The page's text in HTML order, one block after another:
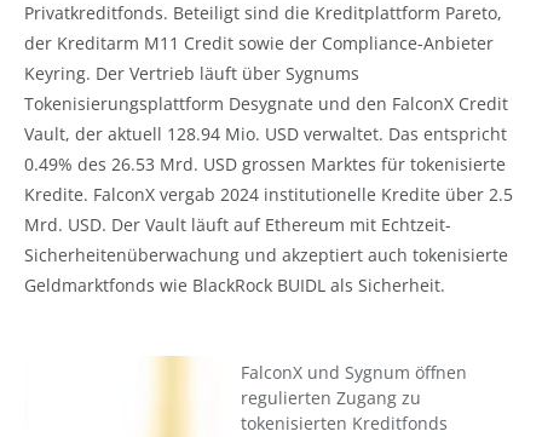
Privatkreditfonds. Beteiligt sind die Kreditplattform Pareto,
der Kreditarm M11 Credit sowie der Compliance-Anbieter
Keyring. Der Vertrieb läuft über Sygnums
Tokenisierungsplattform Desygnate und den FalconX Credit
Vault, der aktuell 128.94 Mio. USD verwaltet. Das entspricht
0.49% des 26.53 Mrd. USD grossen Marktes für tokenisierte
Kredite. FalconX vergab 2024 institutionelle Kredite über 2.5
Mrd. USD. Der Vault läuft auf Ethereum mit Echtzeit-
Sicherheitenüberwachung und akzeptiert auch tokenisierte
Geldmarktfonds wie BlackRock BUIDL als Sicherheit.
FalconX und Sygnum öffnen
regulierten Zugang zu
tokenisierten Kreditfonds